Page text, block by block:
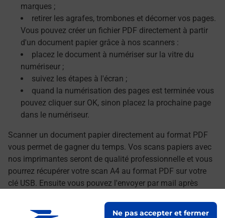
Ne pas accepter et fermer
marques ;
retirer les agrafes, trombones et décorner vos pages.
Vous pouvez créer un fichier PDF directement à partir
d'un document papier grâce à nos scanners :
placez le document à numériser sur la vitre du
numériseur ;
suivez les étapes à l'écran ;
quand la numérisation des pages est terminée vous
pouvez cliquer sur OK, sinon placez la prochaine page
dans le numériseur.
Scanner un document papier directement au format PDF
vous permet de gagner du temps. Vos scans papiers avec
nos imprimantes seront de qualité professionnelle et vous
pourrez récupérer votre scan A4 au format PDF sur votre
clé USB. Ensuite vous pouvez l'envoyer par mail après